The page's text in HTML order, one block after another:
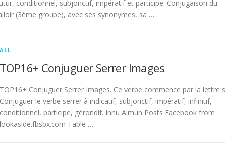
conditionnel, subjonctif, impératif et participe. Conjugaison du
(3ème groupe), avec ses synonymes, sa …
ALL
TOP16+ Conjuguer Serrer Images
TOP16+ Conjuguer Serrer Images. Ce verbe commence par la lettre
Conjuguer le verbe serrer à indicatif, subjonctif, impératif, infinitif,
conditionnel, participe, gérondif. Innu Aimun Posts Facebook from
lookaside.fbsbx.com Table …